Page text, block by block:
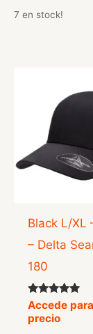
7 en stock!
Black L/XL
– Delta
180
Valorado
con
5.00
Accede
precio